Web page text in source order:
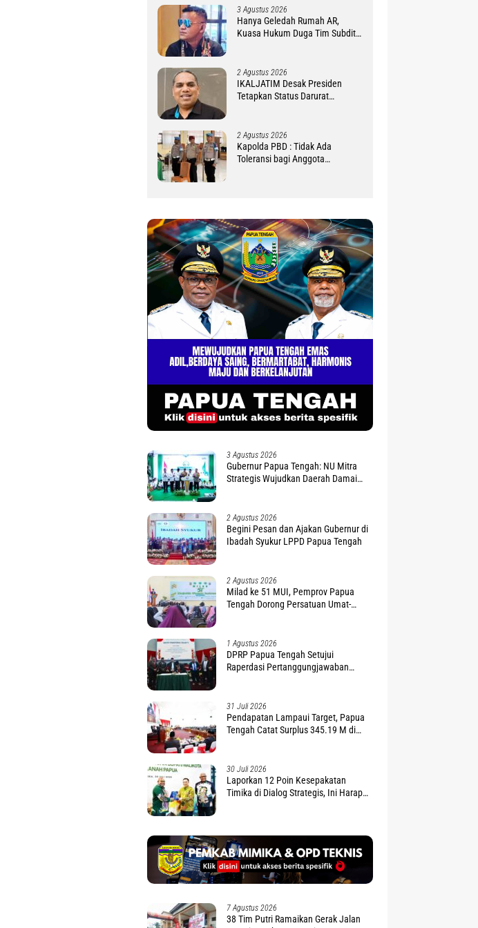
3 Agustus 2026
Hanya Geledah Rumah AR,
Kuasa Hukum Duga Tim Subdit
2 Agustus 2026
IKALJATIM Desak Presiden
Tetapkan Status Darurat
2 Agustus 2026
Kapolda PBD : Tidak Ada
Toleransi bagi Anggota
3 Agustus 2026
Gubernur Papua Tengah: NU Mitra
Strategis Wujudkan Daerah Damai
2 Agustus 2026
Begini Pesan dan Ajakan Gubernur di
Ibadah Syukur LPPD Papua Tengah
2 Agustus 2026
Milad ke 51 MUI, Pemprov Papua
Tengah Dorong Persatuan Umat-
1 Agustus 2026
DPRP Papua Tengah Setujui
Raperdasi Pertanggungjawaban
31 Juli 2026
Pendapatan Lampaui Target, Papua
Tengah Catat Surplus 345.19 M di
30 Juli 2026
Laporkan 12 Poin Kesepakatan
Timika di Dialog Strategis, Ini Harapan
7 Agustus 2026
38 Tim Putri Ramaikan Gerak Jalan